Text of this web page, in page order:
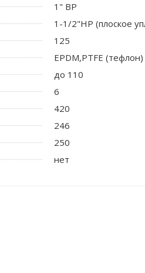
1" ВР
1-1/2"НР (плоское
125
EPDM,PTFE (тефлон)
до 110
6
420
246
250
нет